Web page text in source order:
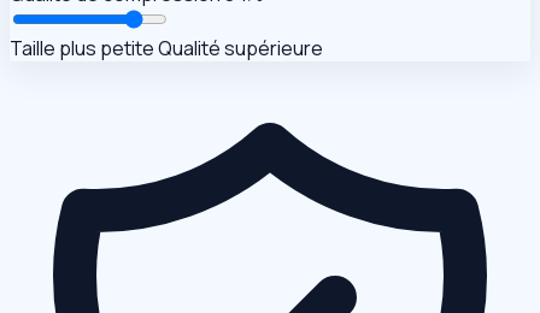
Taille plus petiteQualité supérieure